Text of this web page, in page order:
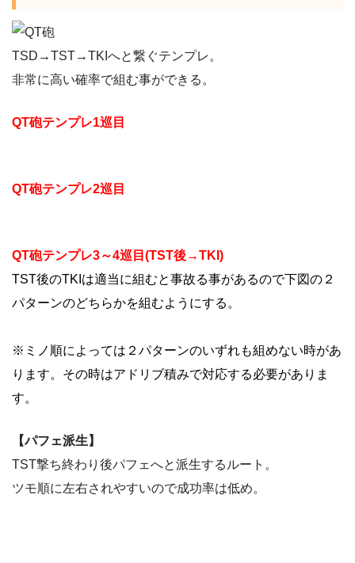
TSD→TST→TKIへと繋ぐテンプレ。
非常に高い確率で組む事ができる。
QT砲テンプレ1巡目
QT砲テンプレ2巡目
QT砲テンプレ3～4巡目(TST後→TKI)
TST後のTKIは適当に組むと事故る事があるので下図の２
パターンのどちらかを組むようにする。
※ミノ順によっては２パターンのいずれも組めない時があ
ります。その時はアドリブ積みで対応する必要がありま
す。
【パフェ派生】
TST撃ち終わり後パフェへと派生するルート。
ツモ順に左右されやすいので成功率は低め。